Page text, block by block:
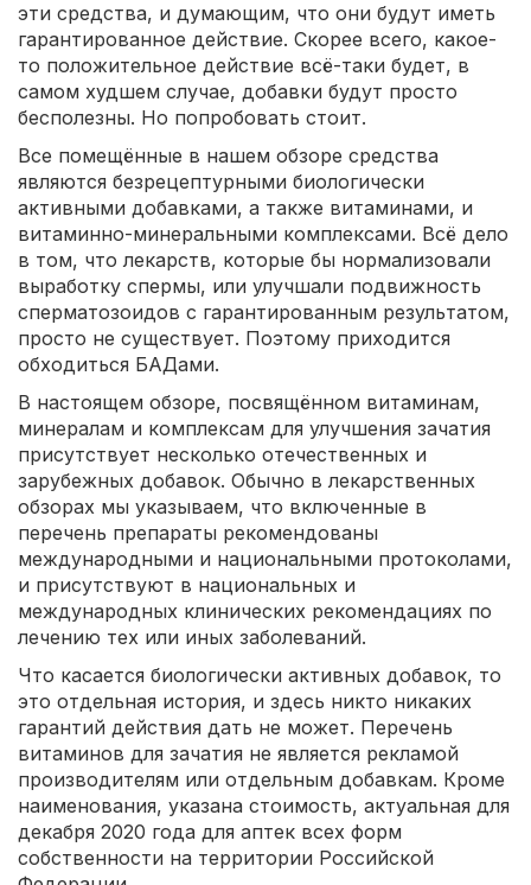
эти средства, и думающим, что они будут иметь
гарантированное действие. Скорее всего, какое-
то положительное действие всё-таки будет, в
самом худшем случае, добавки будут просто
бесполезны. Но попробовать стоит.
Все помещённые в нашем обзоре средства
являются безрецептурными биологически
активными добавками, а также витаминами, и
витаминно-минеральными комплексами. Всё дело
в том, что лекарств, которые бы нормализовали
выработку спермы, или улучшали подвижность
сперматозоидов с гарантированным результатом,
просто не существует. Поэтому приходится
обходиться БАДами.
В настоящем обзоре, посвящённом витаминам,
минералам и комплексам для улучшения зачатия
присутствует несколько отечественных и
зарубежных добавок. Обычно в лекарственных
обзорах мы указываем, что включенные в
перечень препараты рекомендованы
международными и национальными протоколами,
и присутствуют в национальных и
международных клинических рекомендациях по
лечению тех или иных заболеваний.
Что касается биологически активных добавок, то
это отдельная история, и здесь никто никаких
гарантий действия дать не может. Перечень
витаминов для зачатия не является рекламой
производителям или отдельным добавкам. Кроме
наименования, указана стоимость, актуальная для
декабря 2020 года для аптек всех форм
собственности на территории Российской